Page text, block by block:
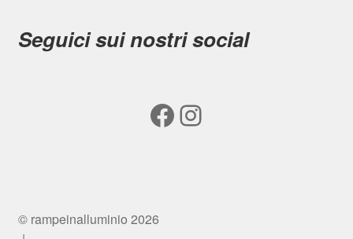
Seguici sui nostri social
Facebook
Instagram
© rampeinalluminio 2026